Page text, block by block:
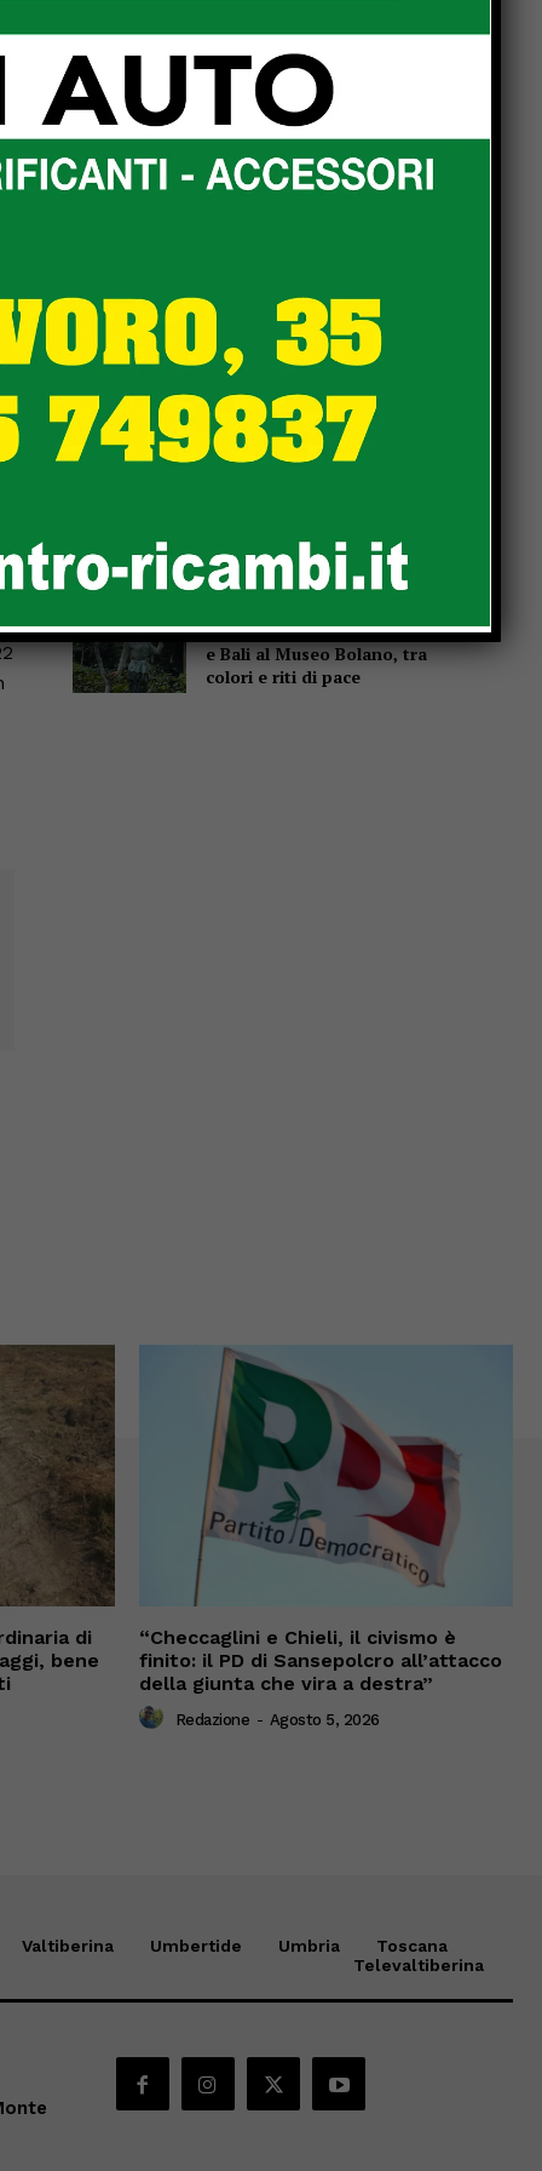
Popular
Incendio a Casaccia, nel
comune di Monte Santa
Maria Tiberina: rogo in fase
di contenimento
sindaco ringrazia i
soccorritori
San Giustino, pulizia
straordinaria di fossi e
canali: Simone Selvaggi,
bene anche la risposta dei
privati
Sansepolcro all’attacco della
giunta che vira a destra”
Moira Lena Tassi porta Elba
e Bali al Museo Bolano, tra
colori e riti di pace
di
bene
“Checcaglini e Chieli, il civismo è
finito: il PD di Sansepolcro all’attacco
della giunta che vira a destra”
Redazione - Agosto 5, 2026
Valtiberina Umbertide Umbria
Toscana
Televaltiberina